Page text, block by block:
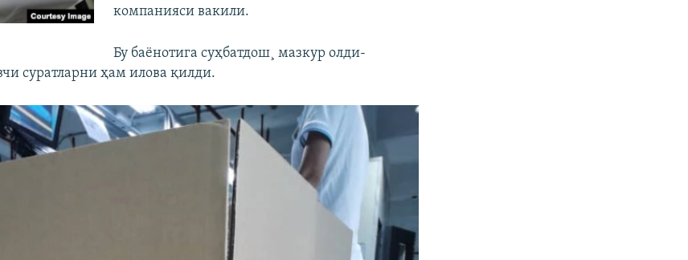
компанияси вакили.
Бу баëнотига суҳбатдош¸ мазкур олди-
суратларни ҳам илова қилди.